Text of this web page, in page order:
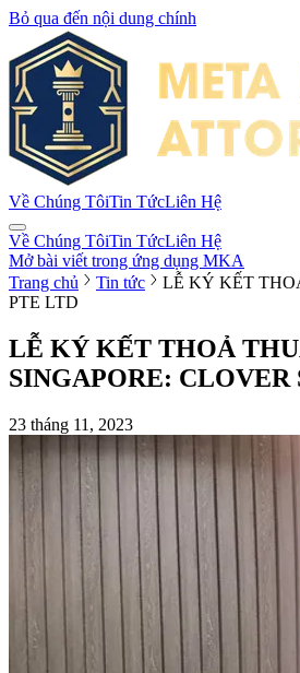
Bỏ qua đến nội dung chính
Về Chúng TôiTin TứcLiên Hệ
Về Chúng TôiTin TứcLiên Hệ
Mở bài viết trong ứng dụng MKA
Trang chủ
Tin tức
LỄ KÝ KẾT
PTE LTD
LỄ KÝ KẾT THOẢ
SINGAPORE:
23 tháng 11, 2023